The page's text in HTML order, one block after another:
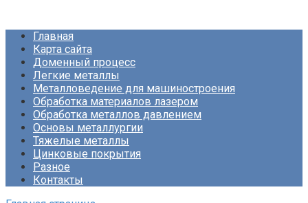
контентуГлавная
Карта сайта
Доменный процесс
Легкие металлы
Металловедение для машиностроения
Обработка материалов лазером
Обработка металлов давлением
Основы металлургии
Тяжелые металлы
Цинковые покрытия
Разное
Контакты